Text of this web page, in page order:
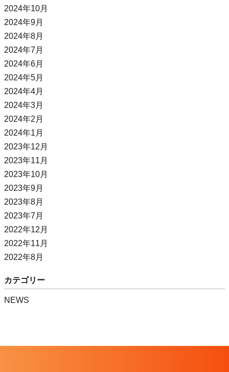
2024年10月
2024年9月
2024年8月
2024年7月
2024年6月
2024年5月
2024年4月
2024年3月
2024年2月
2024年1月
2023年12月
2023年11月
2023年10月
2023年9月
2023年8月
2023年7月
2022年12月
2022年11月
2022年8月
カテゴリー
NEWS